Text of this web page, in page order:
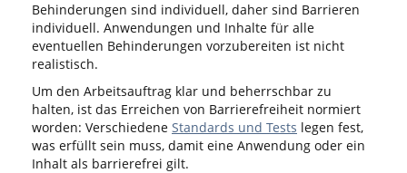
Behinderungen sind individuell, daher sind Barrieren
individuell. Anwendungen und Inhalte für alle
eventuellen Behinderungen vorzubereiten ist nicht
realistisch.
Um den Arbeitsauftrag klar und beherrschbar zu
halten, ist das Erreichen von Barrierefreiheit normiert
worden: Verschiedene Standards und Tests legen fest,
was erfüllt sein muss, damit eine Anwendung oder ein
Inhalt als barrierefrei gilt.